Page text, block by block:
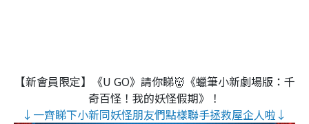
【新會員限定】《U GO》請你睇👹《蠟筆小新劇場版：千
奇百怪！我的妖怪假期》！
↓一齊睇下小新同妖怪朋友們點樣聯手拯救屋企人啦↓